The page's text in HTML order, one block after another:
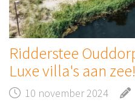
Ridderstee
Luxe villa's aan
10 november 2024